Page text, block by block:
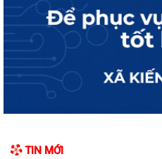
TIN MỚI